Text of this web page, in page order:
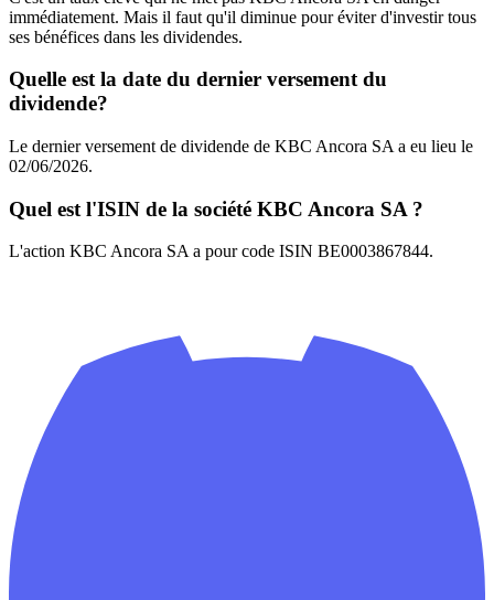
immédiatement. Mais il faut qu'il diminue pour éviter d'investir tous
ses bénéfices dans les dividendes.
Quelle est la date du dernier versement du
dividende?
Le dernier versement de dividende de KBC Ancora SA a eu lieu le
02/06/2026.
Quel est l'ISIN de la société KBC Ancora SA ?
L'action KBC Ancora SA a pour code ISIN BE0003867844.